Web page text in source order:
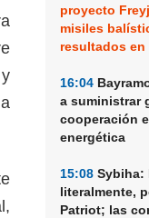
proyecto
misiles
resultados en
16:04
a suministrar
cooperación
energética
15:08 Sybiha:
literalmente,
Patriot; las